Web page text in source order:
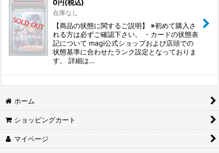
0円(税込)
在庫なし
【商品の状態に関するご説明】 ※初めて購入さ
れる方は必ずご確認下さい。 ・カードの状態表
記について magi公式ショップおよび店頭での
状態基準に合わせたランク設定となっておりま
す。 詳細は…
ホーム
ショッピングカート
マイページ